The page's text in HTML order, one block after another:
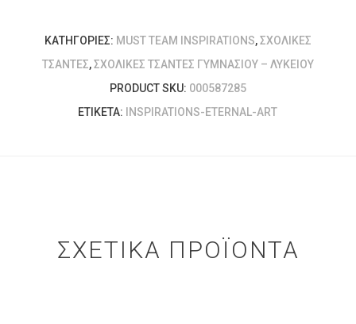
ΚΑΤΗΓΟΡΊΕΣ: MUST TEAM INSPIRATIONS,ΣΧΟΛΙΚΈΣ
ΤΣΆΝΤΕΣ,ΣΧΟΛΙΚΈΣ ΤΣΆΝΤΕΣ ΓΥΜΝΑΣΊΟΥ – ΛΥΚΕΊΟΥ
PRODUCT SKU: 000587285
ΕΤΙΚΈΤΑ:
INSPIRATIONS-ETERNAL-ART
ΣΧΕΤΙΚΆ ΠΡΟΪΌΝΤΑ